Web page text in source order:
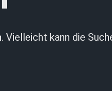
Vielleicht kann die